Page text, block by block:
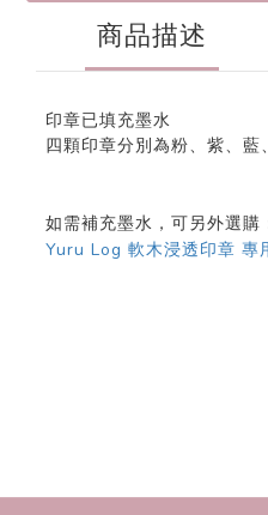
商品描述
印章已填充墨水
四顆印章分別為粉、紫、藍
如需補充墨水，可另外選購
Yuru Log 軟木浸透印章 專